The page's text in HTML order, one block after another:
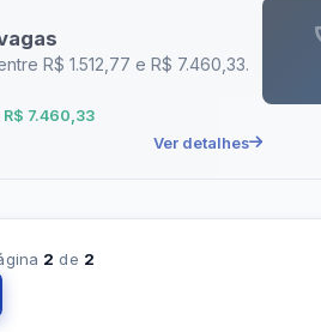
R$ 1.512,77 e R$ 7.460,33.
R$ 7.460,33
Ver detalhes
2 de 2